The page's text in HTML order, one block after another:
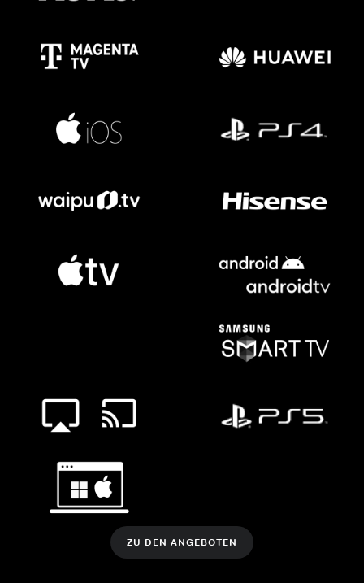
ZU DEN ANGEBOTEN